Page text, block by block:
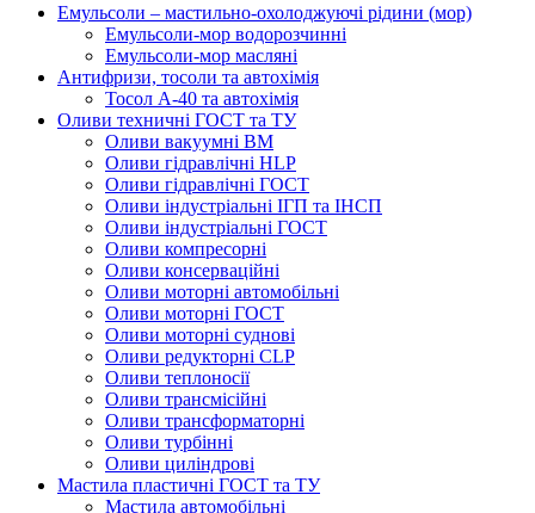
Емульсоли – мастильно-охолоджуючі рідини (мор)
Емульсоли-мор водорозчинні
Емульсоли-мор масляні
Антифризи, тосоли та автохімія
Тосол А-40 та автохімія
Оливи техничні ГОСТ та ТУ
Оливи вакуумні ВМ
Оливи гідравлічні HLP
Оливи гідравлічні ГОСТ
Оливи індустріальні ІГП та ІНСП
Оливи індустріальні ГОСТ
Оливи компресорні
Оливи консерваційні
Оливи моторні автомобільні
Оливи моторні ГОСТ
Оливи моторні суднові
Оливи редукторні CLP
Оливи теплоносії
Оливи трансмісійні
Оливи трансформаторні
Оливи турбінні
Оливи циліндрові
Мастила пластичні ГОСТ та ТУ
Мастила автомобільні